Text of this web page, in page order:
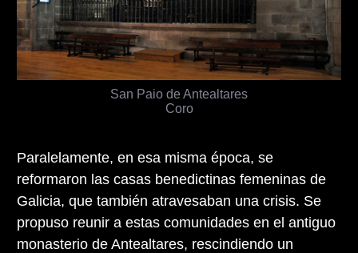
Paralelamente, en esa misma época, se
reformaron las casas benedictinas femeninas de
Galicia, que también atravesaban una crisis. Se
propuso reunir a estas comunidades en el antiguo
monasterio de Antealtares, rescindiendo un
San Paio de Antealtares
Coro